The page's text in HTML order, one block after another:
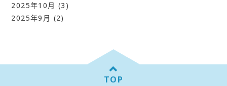
2025年10月 (3)
2025年9月 (2)
TOP